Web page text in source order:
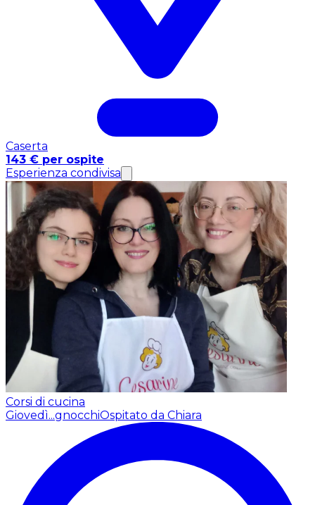
Caserta
143 € per ospite
Esperienza condivisa
Corsi di cucina
Giovedì...gnocchiOspitato da Chiara